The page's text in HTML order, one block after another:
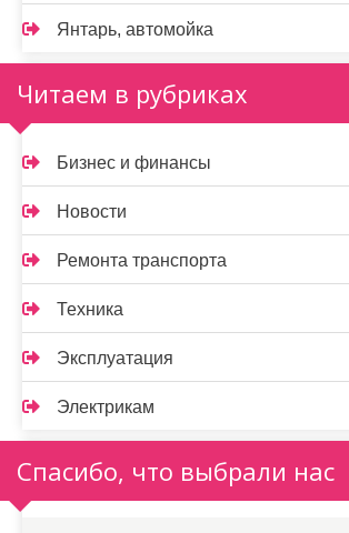
Янтарь, автомойка
Читаем в рубриках
Бизнес и финансы
Новости
Ремонта транспорта
Техника
Эксплуатация
Электрикам
Спасибо, что выбрали нас